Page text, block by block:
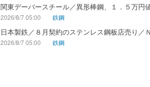
関東デーバースチール／異形棒鋼、１．５万円
2026/8/7 05:00 鉄鋼
日本製鉄／８月契約のステンレス鋼板店売り／
2026/8/7 05:00 鉄鋼